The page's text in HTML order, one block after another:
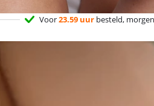
Voor23.59 uur besteld, morgen